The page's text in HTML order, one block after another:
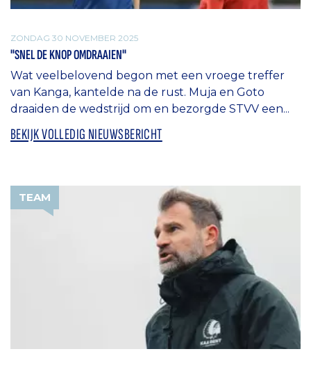
ZONDAG 30 NOVEMBER 2025
"SNEL DE KNOP OMDRAAIEN"
Wat veelbelovend begon met een vroege treffer
van Kanga, kantelde na de rust. Muja en Goto
draaiden de wedstrijd om en bezorgde STVV een...
BEKIJK VOLLEDIG NIEUWSBERICHT
TEAM